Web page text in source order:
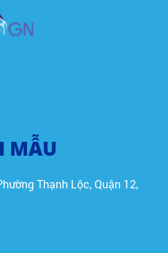
MẪU
Thạnh Lộc, Quận 12,